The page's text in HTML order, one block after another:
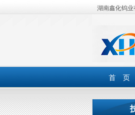
湖南鑫化钨业
首 页